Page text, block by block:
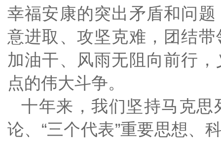
幸福安康的突出矛盾和问
意进取、攻坚克难，团结
加油干、风雨无阻向前行
点的伟大斗争。
十年来，我们坚持马克
论、“三个代表”重要思想、